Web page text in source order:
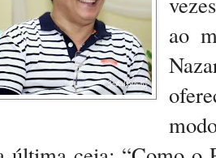
ao